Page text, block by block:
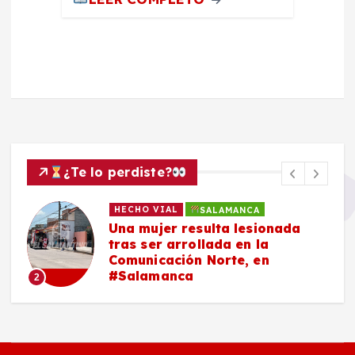
¿Te lo perdiste?
2
HECHO VIAL SALAMANCA
Una mujer resulta lesionada
tras ser arrollada en la
Comunicación Norte, en
#Salamanca